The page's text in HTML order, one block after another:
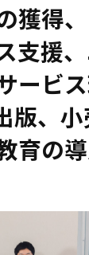
獲得
支援
ービス
版、
育の